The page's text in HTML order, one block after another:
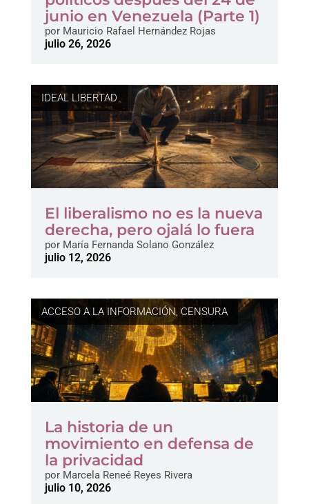
junio en Venezuela (Parte 1)
porMauricio Rafael Hernández Rojas
julio 26, 2026
IDEAL LIBERTAD
El liberalismo no es la nueva
derecha, pero ojalá lo fuera
porMaría Fernanda Solano González
julio 12, 2026
ACCESO A LA INFORMACIÓN,CENSURA
La historia de un
movimiento en defensa de
la privacidad
porMarcela Reneé Reyes Rivera
julio 10, 2026